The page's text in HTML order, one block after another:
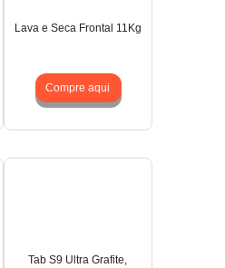
Lava e Seca Frontal 11Kg
Compre aqui
Tab S9 Ultra Grafite,